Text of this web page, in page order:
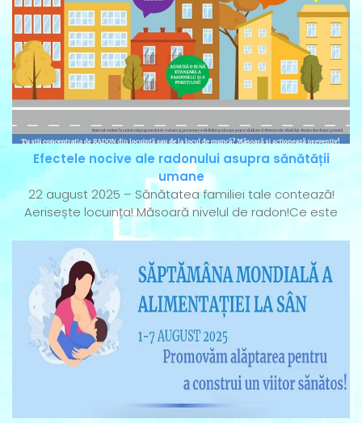
Efectele nocive ale radonului asupra sănătății
umane
22 august 2025 – Sănătatea familiei tale contează!
Aerisește locuința! Măsoară nivelul de radon!Ce este